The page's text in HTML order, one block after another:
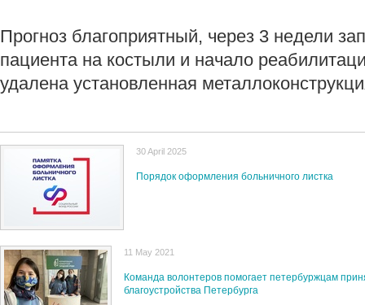
Прогноз благоприятный, через 3 недели
пациента на костыли и начало
удалена установленная
30 April 2025
Порядок оформления больничного листка
11 May 2021
Команда волонтеров помогает петербуржцам
благоустройства Петербурга